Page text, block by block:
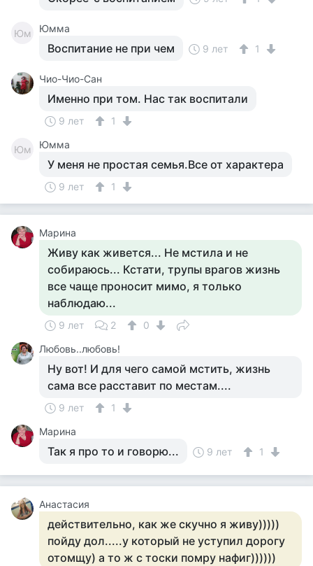
Юм Юмма
Воспитание не при чем 9 лет 1
Чио-Чио-Сан
Именно при том. Нас так воспитали
9 лет 1
Юм Юмма
У меня не простая семья.Все от характера
9 лет 1
Марина
Живу как живется... Не мстила и не
собираюсь... Кстати, трупы врагов жизнь
все чаще проносит мимо, я только
наблюдаю...
9 лет 2
0
Любовь..любовь!
Ну вот! И для чего самой мстить, жизнь
сама все расставит по местам....
9 лет
1
Марина
Так я про то и говорю... 9 лет 1
Анастасия
действительно, как же скучно я живу)))))
пойду дол.....у который не уступил дорогу
отомщу) а то ж с тоски помру нафиг))))))